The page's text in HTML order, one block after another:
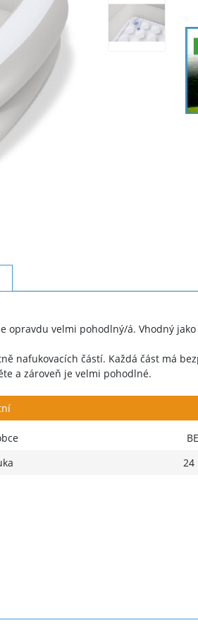
opravdu velmi pohodlný/á. Vhodný
nafukovacích částí. Každá část má
a zároveň je velmi pohodlné.
24